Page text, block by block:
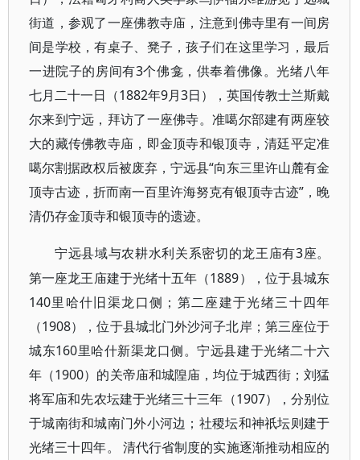
街道，参观了一座佛教寺庙，注意到佛寺里有一间房
间是学校，有桌子、凳子，孩子们在这里学习，最后
一进院子的房间有3个佛龛，供奉着佛像。光绪八年
七月二十一日（1882年9月3日），英国传教士兰斯戴
尔来到宁远，拜访了一座佛寺。准噶尔部建有两座较
大的藏传佛教寺庙，即金顶寺和银顶寺，清廷平定准
噶尔割据政权后被废弃，宁远县“向东三里许山麓有金
顶寺古迹，折而南一百里许海努克有银顶寺古迹”，晚
清仍存金顶寺和银顶寺的遗迹。
宁远县域与农耕水利关系密切的龙王庙有3座。
第一座龙王庙建于光绪十五年（1889），位于县城东
140里哈什旧渠龙口侧；第二座建于光绪三十四年
（1908），位于县城北门外沙河子北岸；第三座位于
城东160里哈什新渠龙口侧。宁远县建于光绪二十六
年（1900）的关帝庙和城隍庙，均位于城西街；刘猛
将军庙和先农坛建于光绪三十三年（1907），分别位
于城南街和城南门外小河边；社稷坛和神祇坛则建于
光绪三十四年。 清代行省制度的实施逐渐推动相应的